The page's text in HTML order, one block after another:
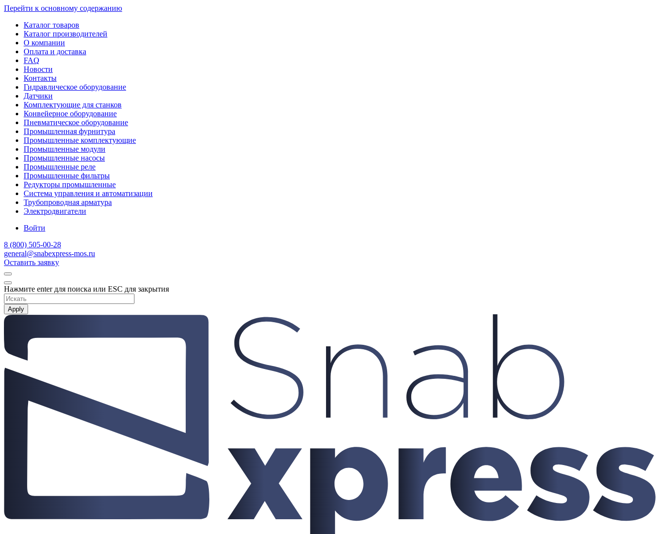
Перейти к основному содержанию
Каталог товаров
Каталог производителей
О компании
Оплата и доставка
FAQ
Новости
Контакты
Гидравлическое оборудование
Датчики
Комплектующие для станков
Конвейерное оборудование
Пневматическое оборудование
Промышленная фурнитура
Промышленные комплектующие
Промышленные модули
Промышленные насосы
Промышленные реле
Промышленные фильтры
Редукторы промышленные
Система управления и автоматизации
Трубопроводная арматура
Электродвигатели
Войти
8 (800) 505-00-28
general@snabexpress-mos.ru
Оставить заявку
Нажмите enter для поиска или ESC для закрытия
Apply